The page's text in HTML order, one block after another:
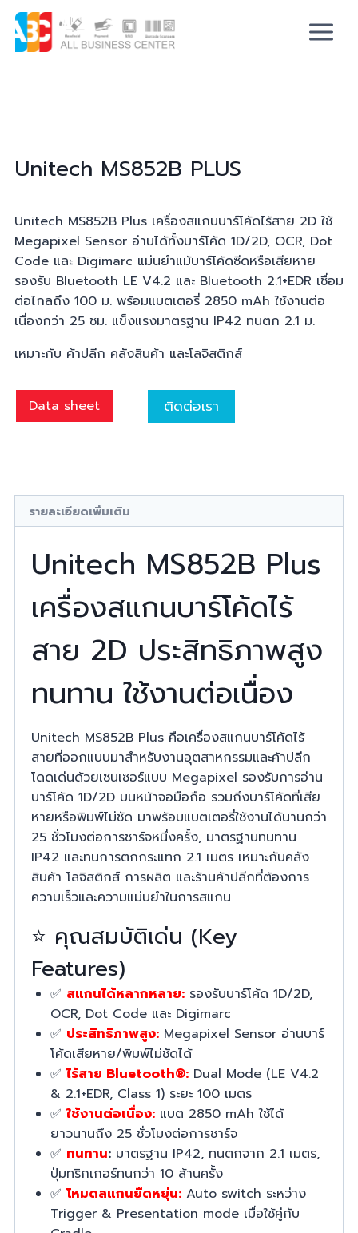
Unitech MS852B PLUS
Unitech MS852B Plus เครื่องสแกนบาร์โค้ดไร้สาย 2D ใช้
Megapixel Sensor อ่านได้ทั้งบาร์โค้ด 1D/2D, OCR, Dot
Code และ Digimarc แม่นยำแม้บาร์โค้ดซีดหรือเสียหาย
รองรับ Bluetooth LE V4.2 และ Bluetooth 2.1+EDR เชื่อม
ต่อไกลถึง 100 ม. พร้อมแบตเตอรี่ 2850 mAh ใช้งานต่อ
เนื่องกว่า 25 ชม. แข็งแรงมาตรฐาน IP42 ทนตก 2.1 ม.
เหมาะกับ ค้าปลีก คลังสินค้า และโลจิสติกส์
Data sheet ติดต่อเรา
รายละเอียดเพิ่มเติม
Unitech MS852B Plus
เครื่องสแกนบาร์โค้ดไร้
สาย 2D ประสิทธิภาพสูง
ทนทาน ใช้งานต่อเนื่อง
Unitech MS852B Plus คือเครื่องสแกนบาร์โค้ดไร้
สายที่ออกแบบมาสำหรับงานอุตสาหกรรมและค้าปลีก
โดดเด่นด้วยเซนเซอร์แบบ Megapixel รองรับการอ่าน
บาร์โค้ด 1D/2D บนหน้าจอมือถือ รวมถึงบาร์โค้ดที่เสีย
หายหรือพิมพ์ไม่ชัด มาพร้อมแบตเตอรี่ใช้งานได้นานกว่า
25 ชั่วโมงต่อการชาร์จหนึ่งครั้ง, มาตรฐานทนทาน
IP42 และทนการตกกระแทก 2.1 เมตร เหมาะกับคลัง
สินค้า โลจิสติกส์ การผลิต และร้านค้าปลีกที่ต้องการ
ความเร็วและความแม่นยำในการสแกน
⭐ คุณสมบัติเด่น (Key
Features)
✅ สแกนได้หลากหลาย: รองรับบาร์โค้ด 1D/2D,
OCR, Dot Code และ Digimarc
✅ ประสิทธิภาพสูง: Megapixel Sensor อ่านบาร์
โค้ดเสียหาย/พิมพ์ไม่ชัดได้
✅ ไร้สาย Bluetooth®: Dual Mode (LE V4.2
& 2.1+EDR, Class 1) ระยะ 100 เมตร
✅ ใช้งานต่อเนื่อง: แบต 2850 mAh ใช้ได้
ยาวนานถึง 25 ชั่วโมงต่อการชาร์จ
✅ ทนทาน: มาตรฐาน IP42, ทนตกจาก 2.1 เมตร,
ปุ่มทริกเกอร์ทนกว่า 10 ล้านครั้ง
✅ โหมดสแกนยืดหยุ่น: Auto switch ระหว่าง
Trigger & Presentation mode เมื่อใช้คู่กับ